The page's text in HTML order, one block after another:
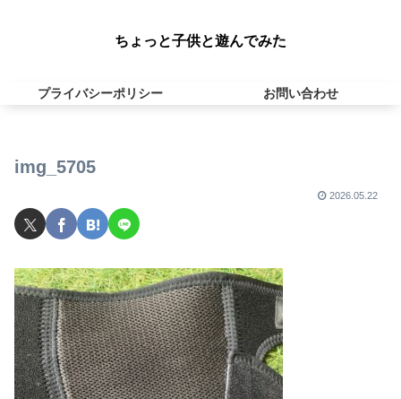
ちょっと子供と遊んでみた
プライバシーポリシー お問い合わせ
img_5705
2026.05.22